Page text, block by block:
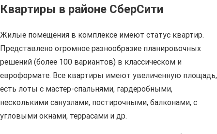
Квартиры в районе СберСити
Жилые помещения в комплексе имеют статус квартир.
Представлено огромное разнообразие планировочных
решений (более 100 вариантов) в классическом и
евроформате. Все квартиры имеют увеличенную площадь,
есть лоты с мастер-спальнями, гардеробными,
несколькими санузлами, постирочными, балконами, с
угловыми окнами, террасами и др.